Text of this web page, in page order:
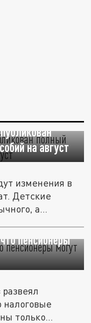
на август
изменения в
Детские
а...
пенсионеры
только...